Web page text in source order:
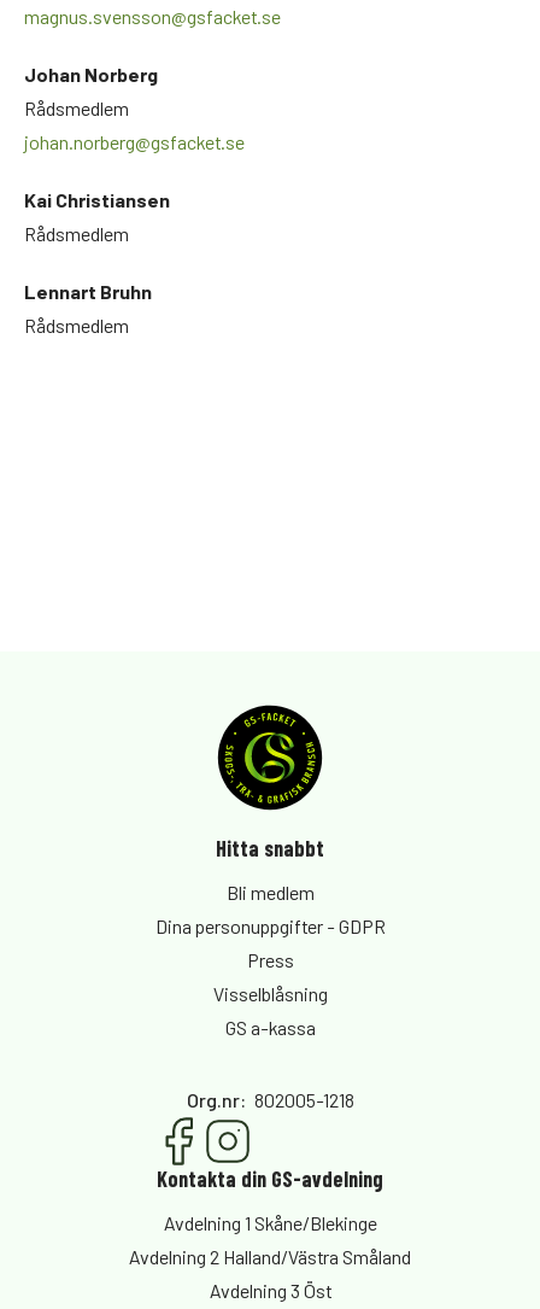
magnus.svensson@gsfacket.se
Johan Norberg
Rådsmedlem
johan.norberg@gsfacket.se
Kai Christiansen
Rådsmedlem
Lennart Bruhn
Rådsmedlem
Hitta snabbt
Bli medlem
Dina personuppgifter - GDPR
Press
Visselblåsning
GS a-kassa
Org.nr: 802005-1218
Kontakta din GS-avdelning
Avdelning 1 Skåne/Blekinge
Avdelning 2 Halland/Västra Småland
Avdelning 3 Öst